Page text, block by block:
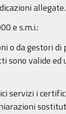
allegate.
e s.m.i.:
o da gestori
sono valide
servizi i